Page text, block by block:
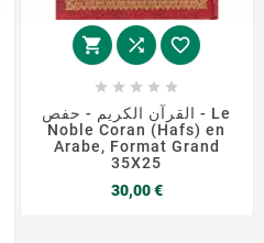
  
    
القرآن الكريم - حفص - Le
Noble Coran (Hafs) en
Arabe, Format Grand
35X25
30,00 €Prix